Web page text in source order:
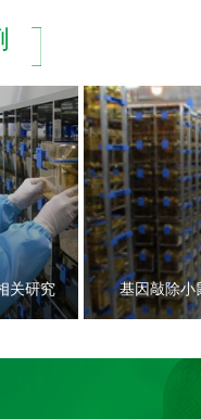
关研究 基因敲除小